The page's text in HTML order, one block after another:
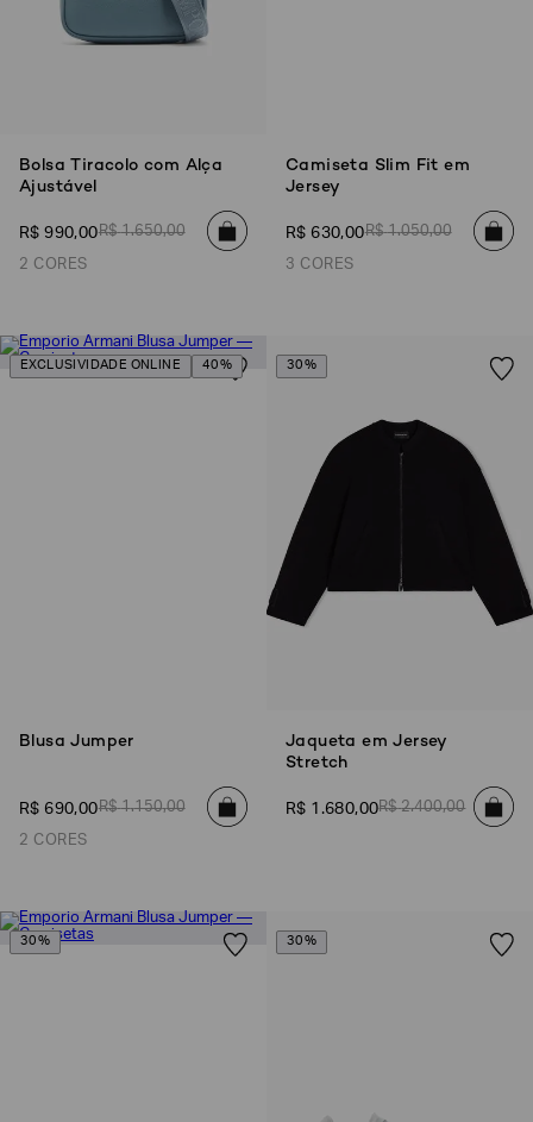
Bolsa Tiracolo com Alça
Ajustável
R$ 990,00R$ 1.650,00
2 CORES
Camiseta Slim Fit em
Jersey
R$ 630,00R$ 1.050,00
3 CORES
EXCLUSIVIDADE ONLINE 40%
Blusa Jumper
R$ 690,00R$ 1.150,00
2 CORES
30%
Jaqueta em Jersey
Stretch
R$ 1 .680,00R$ 2.400,00
30% 30%